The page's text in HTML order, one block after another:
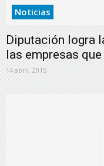
Noticias
Diputación logra
las empresas
14 abril, 2015